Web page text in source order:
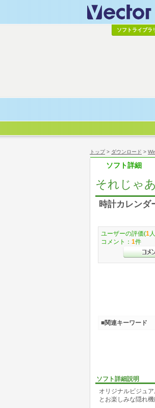
トップ> ダウンロード >
ソフト詳細
それじゃ
時計カレンダ
ソフト詳細説明
オリジナルビジュ
とお楽しみな隠れ機
ユーザーの評価(1
コメント： 1件
■関連キーワード
ソフトライブラ